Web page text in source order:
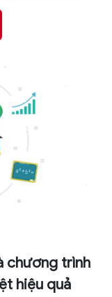
chương trình
hiệu quả